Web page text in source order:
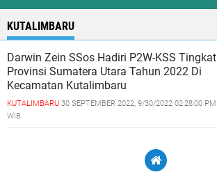
KUTALIMBARU
Darwin Zein SSos Hadiri P2W-KSS Tingkat
Provinsi Sumatera Utara Tahun 2022 Di
Kecamatan Kutalimbaru
KUTALIMBARU 30 SEPTEMBER 2022, 9/30/2022 02:28:00 PM
WIB